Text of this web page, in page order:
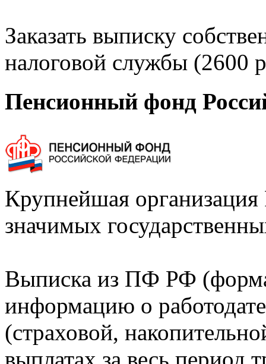
Заказать выписку
налоговой службы (2600
Пенсионный фонд
Крупнейшая
значимых
Выписка из ПФ РФ
информацию о
(страховой,
выплатах за весь период